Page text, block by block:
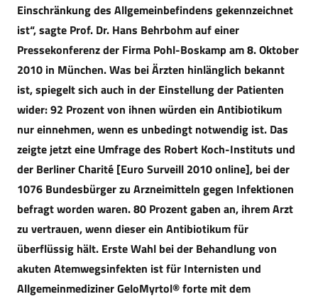
Einschränkung des Allgemeinbefindens gekennzeichnet
ist“, sagte Prof. Dr. Hans Behrbohm auf einer
Pressekonferenz der Firma Pohl-Boskamp am 8. Oktober
2010 in München. Was bei Ärzten hinlänglich bekannt
ist, spiegelt sich auch in der Einstellung der Patienten
wider: 92 Prozent von ihnen würden ein Antibiotikum
nur einnehmen, wenn es unbedingt notwendig ist. Das
zeigte jetzt eine Umfrage des Robert Koch-Instituts und
der Berliner Charité [Euro Surveill 2010 online], bei der
1076 Bundesbürger zu Arzneimitteln gegen Infektionen
befragt worden waren. 80 Prozent gaben an, ihrem Arzt
zu vertrauen, wenn dieser ein Antibiotikum für
überflüssig hält. Erste Wahl bei der Behandlung von
akuten Atemwegsinfekten ist für Internisten und
Allgemeinmediziner GeloMyrtol® forte mit dem